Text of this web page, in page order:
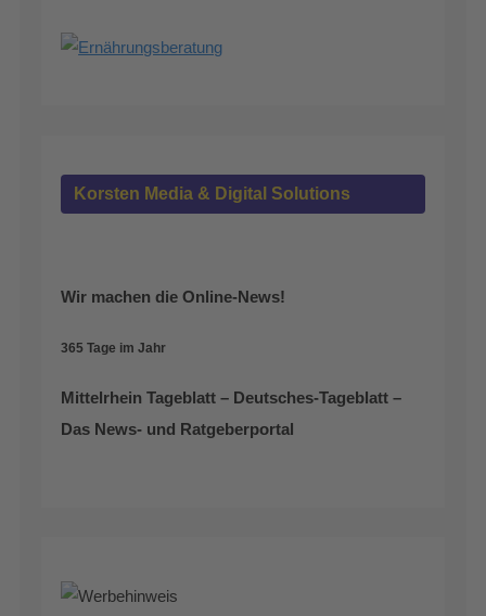
Korsten Media & Digital Solutions
Wir machen die Online-News!
365 Tage im Jahr
Mittelrhein Tageblatt – Deutsches-Tageblatt –
Das News- und Ratgeberportal